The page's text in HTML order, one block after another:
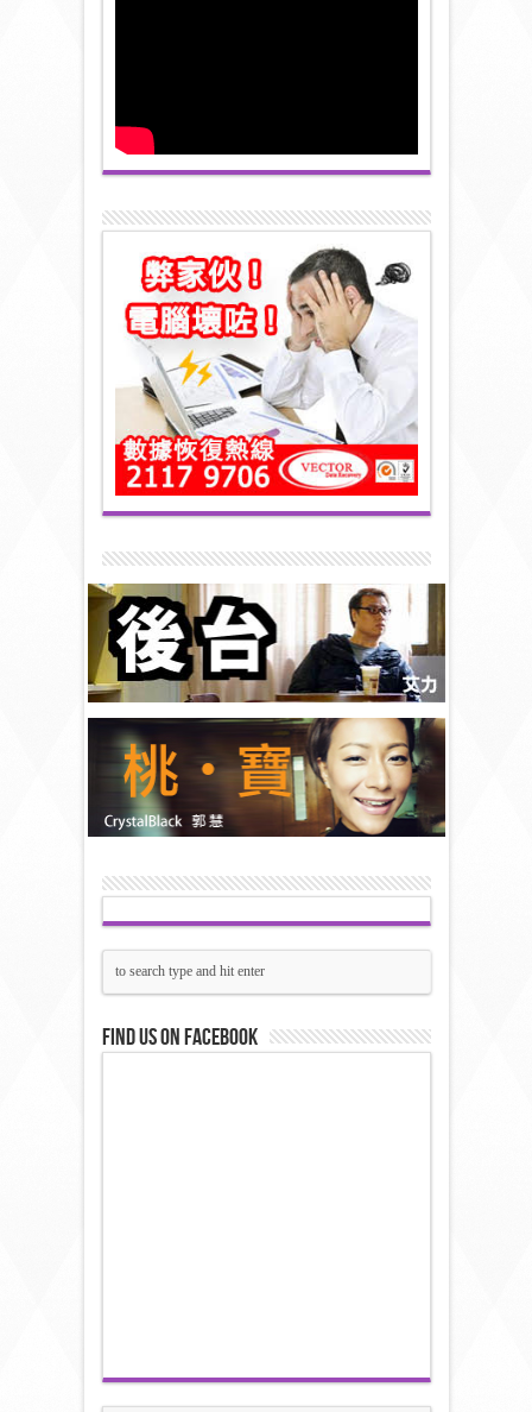
Find us on Facebook